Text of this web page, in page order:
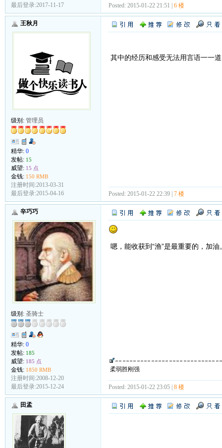
最后登录:2017-11-17
Posted: 2015-01-22 21:51 | 6 楼
王秋月
级别: 管理员
精华: 0
发帖: 15
威望: 15 点
金钱: 150 RMB
注册时间:2013-03-31
最后登录:2015-04-16
其中的经历和感受无法用言语一一
Posted: 2015-01-22 22:39 | 7 楼
辛巧巧
级别: 圣骑士
精华: 0
发帖: 185
威望: 185 点
金钱: 1850 RMB
注册时间:2008-12-20
最后登录:2015-12-24
嗯，能收获到“渔”是最重要的，加油
柔弱胜刚强
Posted: 2015-01-22 23:05 | 8 楼
田孟